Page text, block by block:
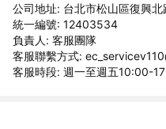
公司地址: 台北市松山區復興
統一編號: 12403534
負責人: 客服團隊
客服聯繫方式:
客服時段: 週一至週五10:00-